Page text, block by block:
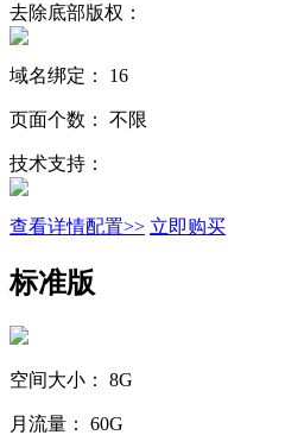
去除底部版权：
域名绑定： 16
页面个数： 不限
技术支持：
查看详情配置>> 立即购买
标准版
空间大小： 8G
月流量： 60G